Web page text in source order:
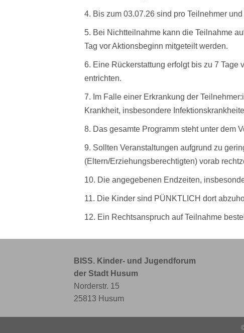
4. Bis zum 03.07.26 sind pro Teilnehmer
5. Bei Nichtteilnahme kann die Teilnahme
Tag vor Aktionsbeginn mitgeteilt werden.
6. Eine Rückerstattung erfolgt bis zu 7 Tage
entrichten.
7. Im Falle einer Erkrankung der
Krankheit, insbesondere
8. Das gesamte Programm steht unter dem
9. Sollten Veranstaltungen aufgrund zu
(Eltern/Erziehungsberechtigten) vorab
10. Die angegebenen Endzeiten,
11. Die Kinder sind PÜNKTLICH dort
12. Ein Rechtsanspruch auf Teilnahme
BISS. Kinder- und Jugendforum
der Stadt Husum
Norderstr. 15
25813 Husum